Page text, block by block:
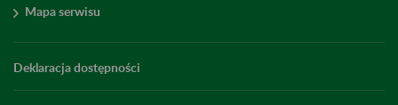
Mapa serwisu
Deklaracja dostępności